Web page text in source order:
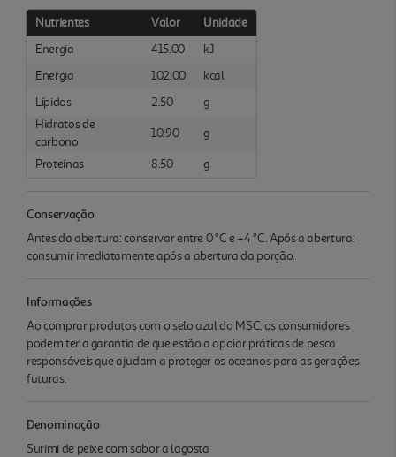
Nutrientes Valor
Unidade
Energia
415.00
kJ
Energia
102.00
kcal
Lípidos
2.50
g
Hidratos de
carbono
10.90 g
Proteínas 8.50 g
Conservação
Antes da abertura: conservar entre 0 °C e +4 °C. Após a abertura:
consumir imediatamente após a abertura da porção.
Informações
Ao comprar produtos com o selo azul do MSC, os consumidores
podem ter a garantia de que estão a apoiar práticas de pesca
responsáveis que ajudam a proteger os oceanos para as gerações
futuras.
Denominação
Surimi de peixe com sabor a lagosta